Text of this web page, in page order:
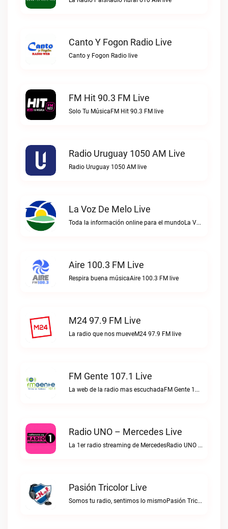
Canto Y Fogon Radio Live
Canto y Fogon Radio live
FM Hit 90.3 FM Live
Solo Tu MúsicaFM Hit 90.3 FM live
Radio Uruguay 1050 AM Live
Radio Uruguay 1050 AM live
La Voz De Melo Live
Toda la información online para el mundoLa Voz de Melo live
Aire 100.3 FM Live
Respira buena músicaAire 100.3 FM live
M24 97.9 FM Live
La radio que nos mueveM24 97.9 FM live
FM Gente 107.1 Live
La web de la radio mas escuchadaFM Gente 107.1 live
Radio UNO – Mercedes Live
La 1er radio streaming de MercedesRadio UNO – Mercedes live
Pasión Tricolor Live
Somos tu radio, sentimos lo mismoPasión Tricolor live